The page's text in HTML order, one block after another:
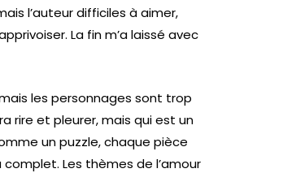
l’auteur difficiles à aimer,
La fin m’a laissé avec
les personnages sont trop
rire et pleurer, mais qui est un
un puzzle, chaque pièce
Les thèmes de l’amour